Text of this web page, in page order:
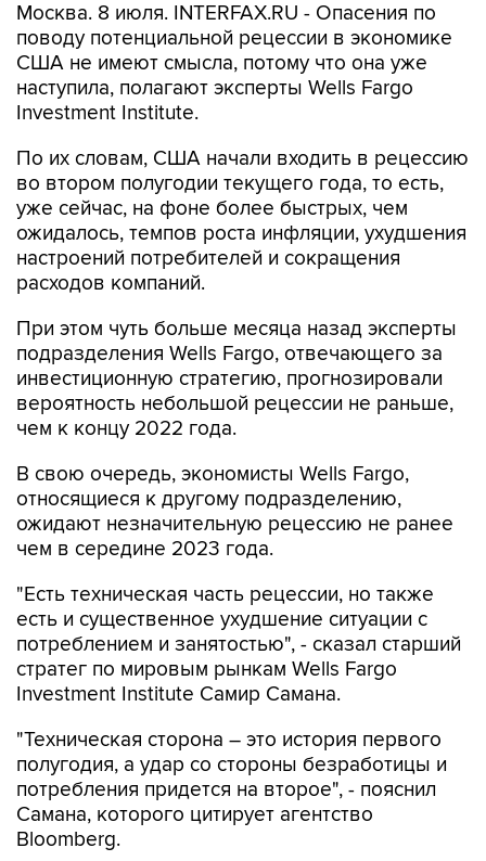
Москва. 8 июля. INTERFAX.RU - Опасения по
поводу потенциальной рецессии в экономике
США не имеют смысла, потому что она уже
наступила, полагают эксперты Wells Fargo
Investment Institute.
По их словам, США начали входить в рецессию
во втором полугодии текущего года, то есть,
уже сейчас, на фоне более быстрых, чем
ожидалось, темпов роста инфляции, ухудшения
настроений потребителей и сокращения
расходов компаний.
При этом чуть больше месяца назад эксперты
подразделения Wells Fargo, отвечающего за
инвестиционную стратегию, прогнозировали
вероятность небольшой рецессии не раньше,
чем к концу 2022 года.
В свою очередь, экономисты Wells Fargo,
относящиеся к другому подразделению,
ожидают незначительную рецессию не ранее
чем в середине 2023 года.
"Есть техническая часть рецессии, но также
есть и существенное ухудшение ситуации с
потреблением и занятостью", - сказал старший
стратег по мировым рынкам Wells Fargo
Investment Institute Самир Самана.
"Техническая сторона – это история первого
полугодия, а удар со стороны безработицы и
потребления придется на второе", - пояснил
Самана, которого цитирует агентство
Bloomberg.